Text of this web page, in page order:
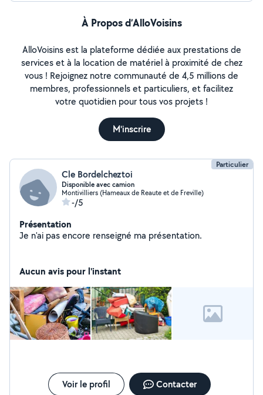
À Propos d’AlloVoisins
AlloVoisins est la plateforme dédiée aux prestations de
services et à la location de matériel à proximité de chez
vous ! Rejoignez notre communauté de 4,5 millions de
membres, professionnels et particuliers, et facilitez
votre quotidien pour tous vos projets !
M'inscrire
Particulier
Cle Bordelcheztoi
Disponible avec camion
Montivilliers (Hameaux de Reaute et de Freville)
-/5
Présentation
Je n'ai pas encore renseigné ma présentation.
Aucun avis pour l'instant
Voir le profil Contacter